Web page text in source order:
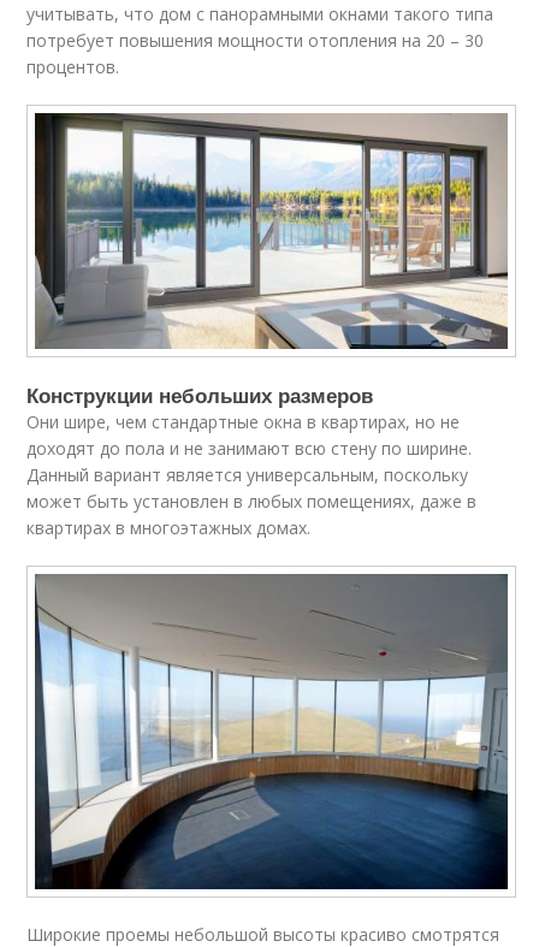
учитывать, что дом с панорамными окнами такого типа
потребует повышения мощности отопления на 20 – 30
процентов.
Конструкции небольших размеров
Они шире, чем стандартные окна в квартирах, но не
доходят до пола и не занимают всю стену по ширине.
Данный вариант является универсальным, поскольку
может быть установлен в любых помещениях, даже в
квартирах в многоэтажных домах.
Широкие проемы небольшой высоты красиво смотрятся